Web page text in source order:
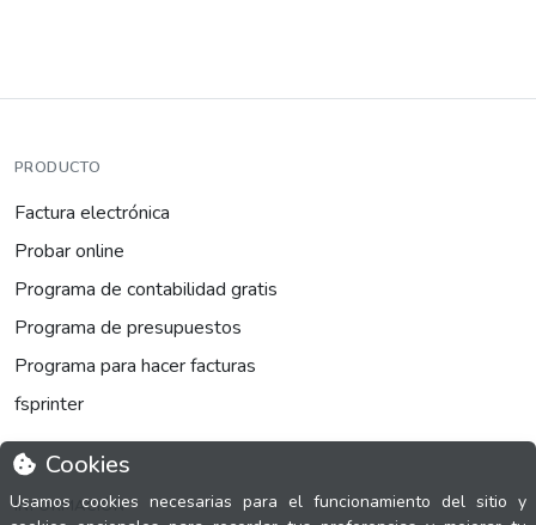
Cookies
Usamos cookies necesarias para el funcionamiento del sitio y
PRODUCTO
Factura electrónica
Probar online
Programa de contabilidad gratis
Programa de presupuestos
Programa para hacer facturas
fsprinter
INFORMACIÓN